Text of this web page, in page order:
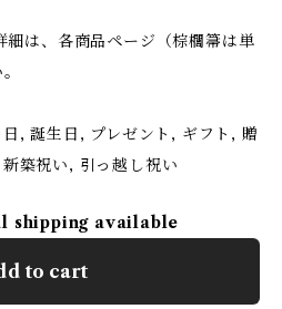
は、各商品ページ（棕櫚箒は単
, 誕生日, プレゼント, ギフト, 贈
築祝い, 引っ越し祝い
shipping available
to cart